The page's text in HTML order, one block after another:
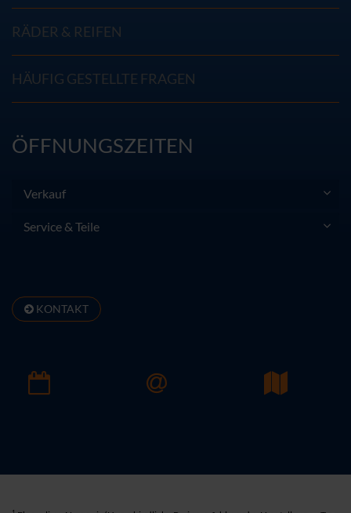
RÄDER & REIFEN
HÄUFIG GESTELLTE FRAGEN
ÖFFNUNGSZEITEN
Verkauf
Service & Teile
KONTAKT